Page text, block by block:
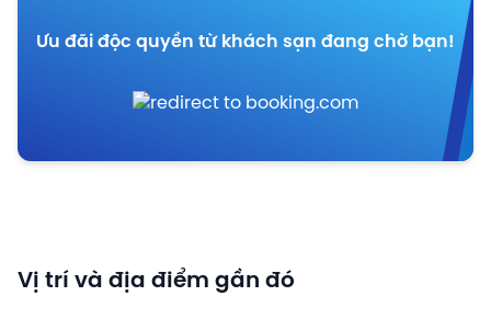
Ưu đãi độc quyền từ khách sạn đang chờ bạn!
Vị trí và địa điểm gần đó